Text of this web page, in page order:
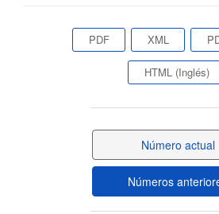
Barra
artículo
PDF XML
HTML (Inglés)
Número actual
Números